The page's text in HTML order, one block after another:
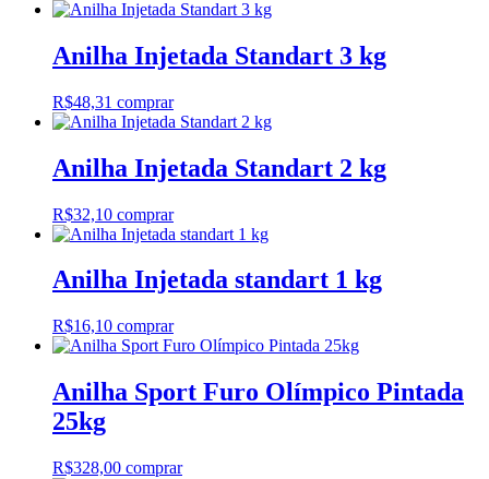
Anilha Injetada Standart 3 kg
R$48,31 comprar
Anilha Injetada Standart 2 kg
R$32,10 comprar
Anilha Injetada standart 1 kg
R$16,10 comprar
Anilha Sport Furo Olímpico Pintada
25kg
R$328,00 comprar